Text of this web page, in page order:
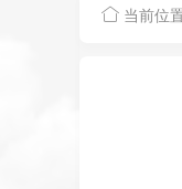
当前位